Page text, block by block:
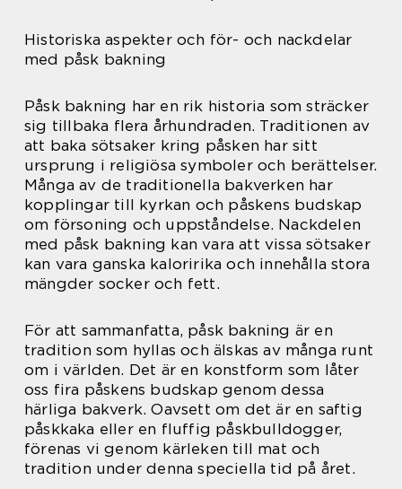
Historiska aspekter och för- och nackdelar
med påsk bakning
Påsk bakning har en rik historia som sträcker
sig tillbaka flera århundraden. Traditionen av
att baka sötsaker kring påsken har sitt
ursprung i religiösa symboler och berättelser.
Många av de traditionella bakverken har
kopplingar till kyrkan och påskens budskap
om försoning och uppståndelse. Nackdelen
med påsk bakning kan vara att vissa sötsaker
kan vara ganska kaloririka och innehålla stora
mängder socker och fett.
För att sammanfatta, påsk bakning är en
tradition som hyllas och älskas av många runt
om i världen. Det är en konstform som låter
oss fira påskens budskap genom dessa
härliga bakverk. Oavsett om det är en saftig
påskkaka eller en fluffig påskbulldogger,
förenas vi genom kärleken till mat och
tradition under denna speciella tid på året.